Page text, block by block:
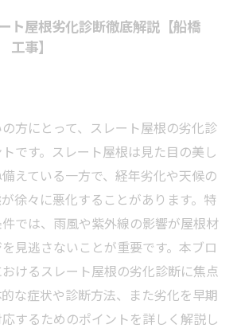
ト屋根劣化診断徹底解説【船橋
事】
方にとって、スレート屋根の劣化診
です。スレート屋根は見た目の美し
えている一方で、経年劣化や天候の
徐々に悪化することがあります。特
では、雨風や紫外線の影響が屋根材
見逃さないことが重要です。本ブロ
けるスレート屋根の劣化診断に焦点
な症状や診断方法、また劣化を早期
するためのポイントを詳しく解説し